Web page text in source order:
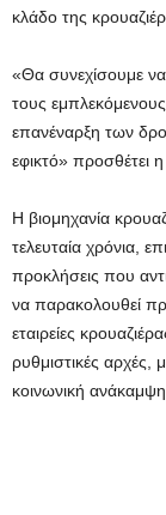
κλάδο της
«Θα συνεχίσουμε να
τους εμπλεκόμενους
επανέναρξη των
εφικτό» προσθέτει η
Η βιομηχανία
τελευταία χρόνια,
προκλήσεις που
να παρακολουθεί
εταιρείες
ρυθμιστικές αρχές,
κοινωνική